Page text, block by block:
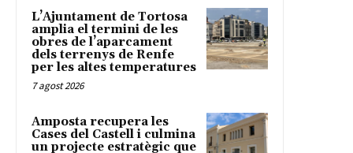
L’Ajuntament de Tortosa
amplia el termini de les
obres de l’aparcament
dels terrenys de Renfe
per les altes temperatures
7 agost 2026
Amposta recupera les
Cases del Castell i culmina
un projecte estratègic que